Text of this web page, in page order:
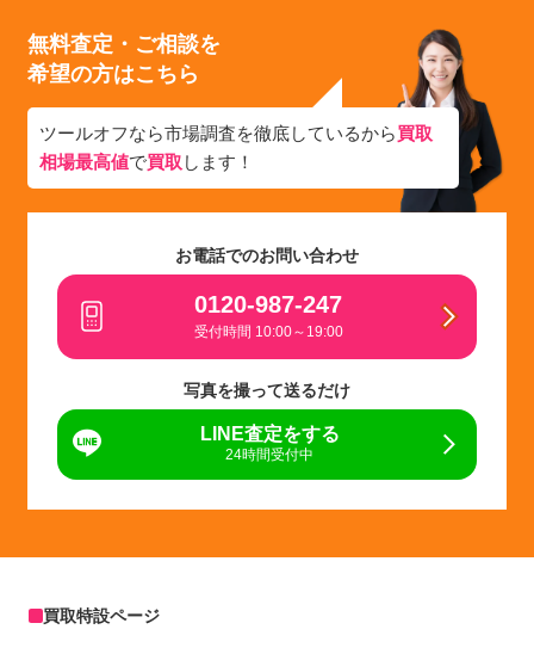
無料査定・ご相談を
希望の方はこちら
ツールオフなら市場調査を徹底しているから買取
相場最高値で買取 します！
お電話でのお問い合わせ
0120-987-247
受付時間 10:00～19:00
写真を撮って送るだけ
LINE査定をする
24時間受付中
買取特設ページ